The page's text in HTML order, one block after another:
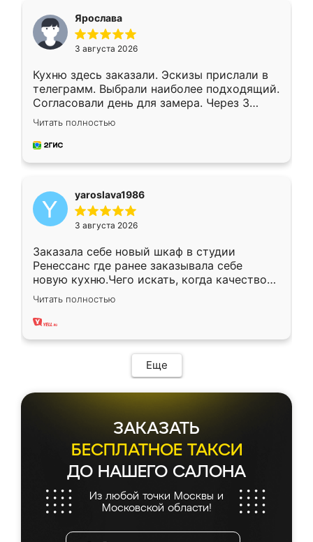
Ярослава
3 августа 2026
Кухню здесь заказали. Эскизы прислали в
телеграмм. Выбрали наиболее подходящий.
Согласовали день для замера. Через 3
недели кухня была уже готова. Остались
довольны работой. Спасибо Ренессанс
мебель за качественную работу!
Читать полностью
yaroslava1986
3 августа 2026
Заказала себе новый шкаф в студии
Ренессанс где ранее заказывала себе
новую кухню.Чего искать, когда качеством
вполне довольна. Служит кухня уже почти
два года, нареканий нет.
Читать полностью
Еще
ЗАКАЗАТЬ
БЕСПЛАТНОЕ ТАКСИ
ДО НАШЕГО САЛОНА
Из любой точки Москвы и
Московской области!